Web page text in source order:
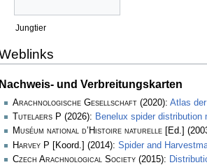
Jungtier
Nachweis- und Verbreitungskarten
Arachnologische Gesellschaft(2020): Atlas
Tutelaers P (2026): Benelux spider distribution
Muséum national d’Histoire naturelle[Ed.]
Harvey P [Koord.] (2014): Spider and
Czech Arachnological Society(2015):